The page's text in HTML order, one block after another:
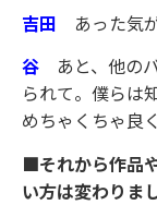
吉田 あった気
谷 あと、他の
られて。僕らは
めちゃくちゃ良
■それから作品
い方は変わりま